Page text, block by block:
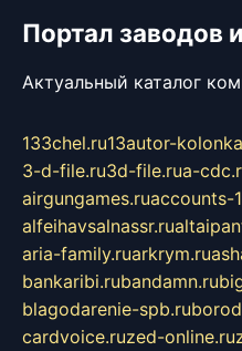
Портал заводов
Актуальный каталог
133chel.ru13autor-
3-d-file.ru3d-file.rua-
airgungames.ruaccounts-
alfeihavsalnassr.ru
aria-family.ruarkrym.ru
bankaribi.rubandamn.ru
blagodarenie-spb.ru
cardvoice.ruzed-online.ru